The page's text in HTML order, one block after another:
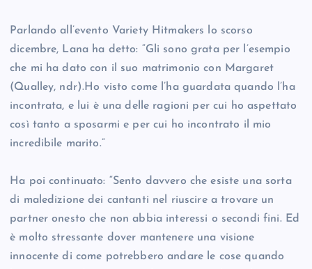
Parlando all’evento Variety Hitmakers lo scorso
dicembre, Lana ha detto: “Gli sono grata per l’esempio
che mi ha dato con il suo matrimonio con Margaret
(Qualley, ndr).Ho visto come l’ha guardata quando l’ha
incontrata, e lui è una delle ragioni per cui ho aspettato
così tanto a sposarmi e per cui ho incontrato il mio
incredibile marito.”
Ha poi continuato: “Sento davvero che esiste una sorta
di maledizione dei cantanti nel riuscire a trovare un
partner onesto che non abbia interessi o secondi fini. Ed
è molto stressante dover mantenere una visione
innocente di come potrebbero andare le cose quando